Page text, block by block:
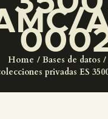
Home Bases de datos
privadas ES
MUSEO